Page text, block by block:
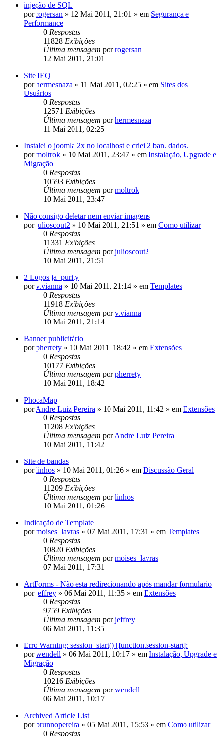
injeção de SQL
porrogersan » 12 Mai 2011, 21:01 » em Segurança e
Performance
0 Respostas
11828 Exibições
Última mensagem porrogersan
12 Mai 2011, 21:01
Site IEQ
porhermesnaza » 11 Mai 2011, 02:25 » em Sites dos
Usuários
0 Respostas
12571 Exibições
Última mensagem porhermesnaza
11 Mai 2011, 02:25
Instalei o joomla 2x no localhost e criei 2 ban. dados.
pormoltrok » 10 Mai 2011, 23:47 » em Instalação, Upgrade e
Migração
0 Respostas
10593 Exibições
Última mensagem pormoltrok
10 Mai 2011, 23:47
Não consigo deletar nem enviar imagens
porjulioscout2 » 10 Mai 2011, 21:51 » em Como utilizar
0 Respostas
11331 Exibições
Última mensagem porjulioscout2
10 Mai 2011, 21:51
2 Logos ja_purity
porv.vianna » 10 Mai 2011, 21:14 » em Templates
0 Respostas
11918 Exibições
Última mensagem porv.vianna
10 Mai 2011, 21:14
Banner publicitário
porpherrety » 10 Mai 2011, 18:42 » em Extensões
0 Respostas
10177 Exibições
Última mensagem porpherrety
10 Mai 2011, 18:42
PhocaMap
porAndre Luiz Pereira » 10 Mai 2011, 11:42 » em Extensões
0 Respostas
11208 Exibições
Última mensagem porAndre Luiz Pereira
10 Mai 2011, 11:42
Site de bandas
porlinhos » 10 Mai 2011, 01:26 » em Discussão Geral
0 Respostas
11209 Exibições
Última mensagem porlinhos
10 Mai 2011, 01:26
Indicação de Template
pormoises_lavras » 07 Mai 2011, 17:31 » em Templates
0 Respostas
10820 Exibições
Última mensagem pormoises_lavras
07 Mai 2011, 17:31
ArtForms - Não esta redirecionando após mandar formulario
porjeffrey » 06 Mai 2011, 11:35 » em Extensões
0 Respostas
9759 Exibições
Última mensagem porjeffrey
06 Mai 2011, 11:35
Erro Warning: session_start() [function.session-start]:
porwendell » 06 Mai 2011, 10:17 » em Instalação, Upgrade e
Migração
0 Respostas
10216 Exibições
Última mensagem porwendell
06 Mai 2011, 10:17
Archived Article List
porbrunnopereira » 05 Mai 2011, 15:53 » em Como utilizar
0 Respostas